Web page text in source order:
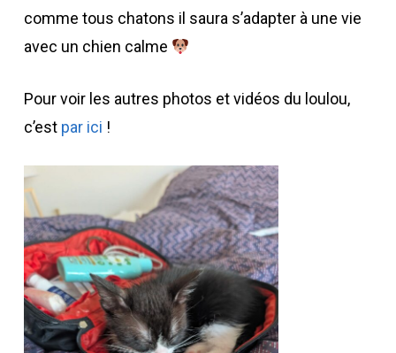
comme tous chatons il saura s’adapter à une vie
avec un chien calme
Pour voir les autres photos et vidéos du loulou,
c’est par ici !